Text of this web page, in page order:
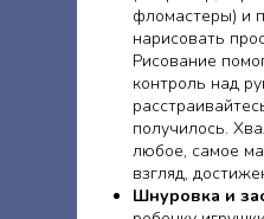
фломастеры) и
нарисовать
Рисование
контроль над
получилось.
любое, самое
взгляд,
Шнуровка и